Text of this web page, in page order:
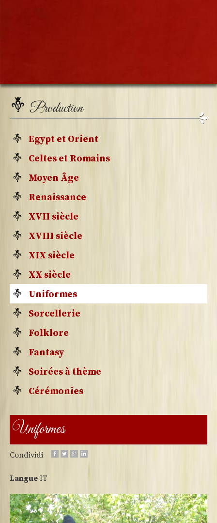
Production
Egypt et Orient
Celtes et Romains
Moyen Âge
Renaissance
XVII siècle
XVIII siècle
XIX siècle
XX siècle
Uniformes
Sorcellerie
Folklore
Fantasy
Soirées à thème
Cérémonies
Uniformes
Condividi
Langue IT